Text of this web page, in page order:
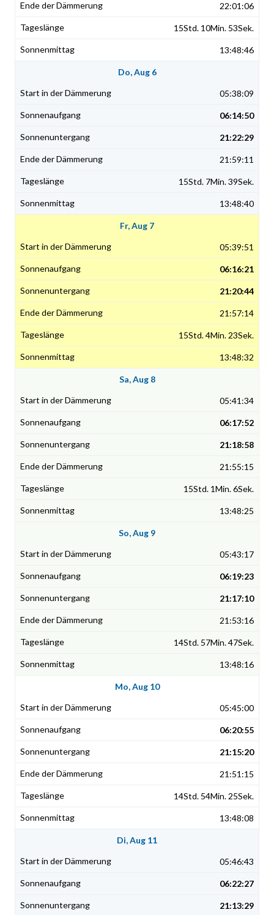
22:01:06
15Std. 10Min. 53Sek.
13:48:46
Do, Aug 6
05:38:09
06:14:50
21:22:29
21:59:11
15Std. 7Min. 39Sek.
13:48:40
Fr, Aug 7
05:39:51
06:16:21
21:20:44
21:57:14
15Std. 4Min. 23Sek.
13:48:32
Sa, Aug 8
05:41:34
06:17:52
21:18:58
21:55:15
15Std. 1Min. 6Sek.
13:48:25
So, Aug 9
05:43:17
06:19:23
21:17:10
21:53:16
14Std. 57Min. 47Sek.
13:48:16
Mo, Aug 10
05:45:00
06:20:55
21:15:20
21:51:15
14Std. 54Min. 25Sek.
13:48:08
Di, Aug 11
05:46:43
06:22:27
21:13:29